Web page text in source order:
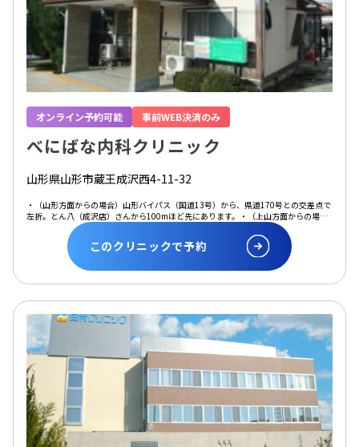
オンライン予約可能 事前WEB決済のみ
べにばな内科クリニック
山形県山形市蔵王成沢西4-11-32
・（山形方面からの場合）山形バイパス（国道13号）から、県道170号との交差点で
左折。とん八（成沢店）さんから100mほど先にあります。・（上山方面からの場
合）上山インターチェンジからは約5分
このクリニックで予約